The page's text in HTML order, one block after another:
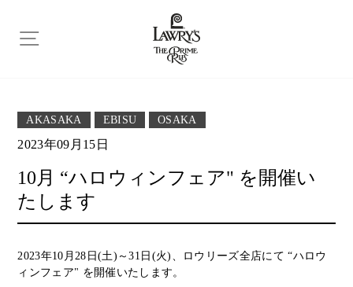
AKASAKA EBISU OSAKA
2023年09月15日
10月 “ハロウィンフェア" を開催い
たします
2023年10月28日(土)～31日(火)、ロウリーズ全店にて “ハロウ
ィンフェア" を開催いたします。